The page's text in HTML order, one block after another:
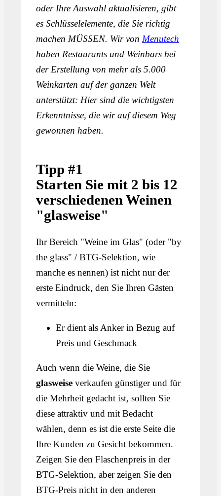
oder Ihre Auswahl aktualisieren, gibt
es Schlüsselelemente, die Sie richtig
machen MÜSSEN. Wir von Menutech
haben Restaurants und Weinbars bei
der Erstellung von mehr als 5.000
Weinkarten auf der ganzen Welt
unterstützt: Hier sind die wichtigsten
Erkenntnisse, die wir auf diesem Weg
gewonnen haben.
Tipp #1
Starten Sie mit 2 bis 12
verschiedenen Weinen
"glasweise"
Ihr Bereich "Weine im Glas" (oder "by
the glass" / BTG-Selektion, wie
manche es nennen) ist nicht nur der
erste Eindruck, den Sie Ihren Gästen
vermitteln:
Er dient als Anker in Bezug auf
Preis und Geschmack
Auch wenn die Weine, die Sie
glasweise verkaufen günstiger und für
die Mehrheit gedacht ist, sollten Sie
diese attraktiv und mit Bedacht
wählen, denn es ist die erste Seite die
Ihre Kunden zu Gesicht bekommen.
Zeigen Sie den Flaschenpreis in der
BTG-Selektion, aber zeigen Sie den
BTG-Preis nicht in den anderen